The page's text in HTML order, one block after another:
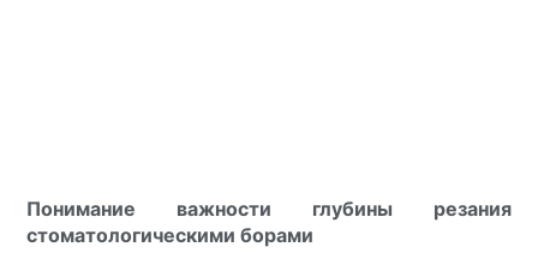
Понимание важности глубины резания
стоматологическими борами